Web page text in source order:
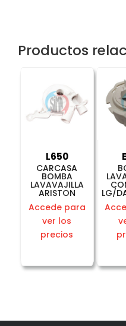
Productos
L650
CARCASA
BOMBA
LAVAVAJILLA
ARISTON
Accede para
ver los
precios
LG/